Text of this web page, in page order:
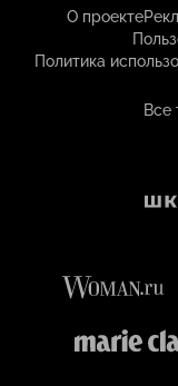
О проекте
Политика
Все